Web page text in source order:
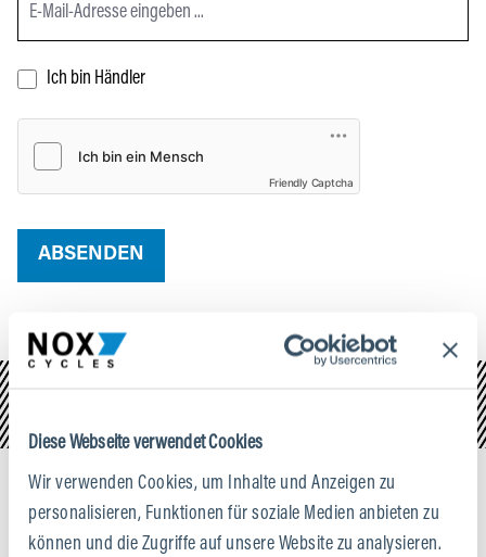
Diese Webseite verwendet Cookies
Wir verwenden Cookies, um Inhalte und Anzeigen zu
personalisieren, Funktionen für soziale Medien anbieten zu
können und die Zugriffe auf unsere Website zu analysieren.
Ich bin Händler
Friendly Captcha
ABSENDEN